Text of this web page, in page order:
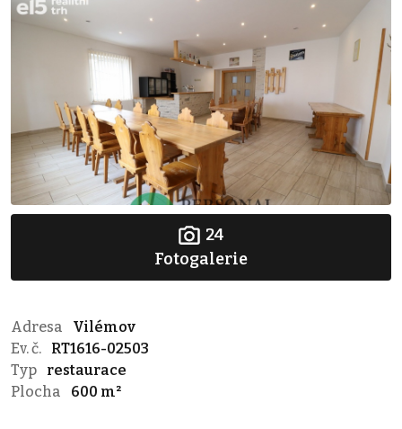
24
Fotogalerie
Adresa
Vilémov
Ev. č.
RT1616-02503
Typ
restaurace
Plocha
600 m²